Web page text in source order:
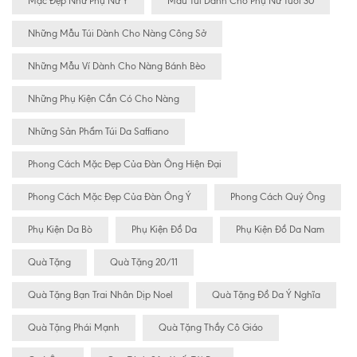
Những Mẫu Túi Dành Cho Nàng Công Sở
Những Mẫu Ví Dành Cho Nàng Bánh Bèo
Những Phụ Kiện Cần Có Cho Nàng
Những Sản Phẩm Túi Da Saffiano
Phong Cách Mặc Đẹp Của Đàn Ông Hiện Đại
Phong Cách Mặc Đẹp Của Đàn Ông Ý Phong Cách Quý Ông
Phụ Kiện Da Bò Phụ Kiện Đồ Da Phụ Kiện Đồ Da Nam
Quà Tặng Quà Tặng 20/11
Quà Tặng Bạn Trai Nhân Dịp Noel Quà Tặng Đồ Da Ý Nghĩa
Quà Tặng Phái Mạnh Quà Tặng Thầy Cô Giáo